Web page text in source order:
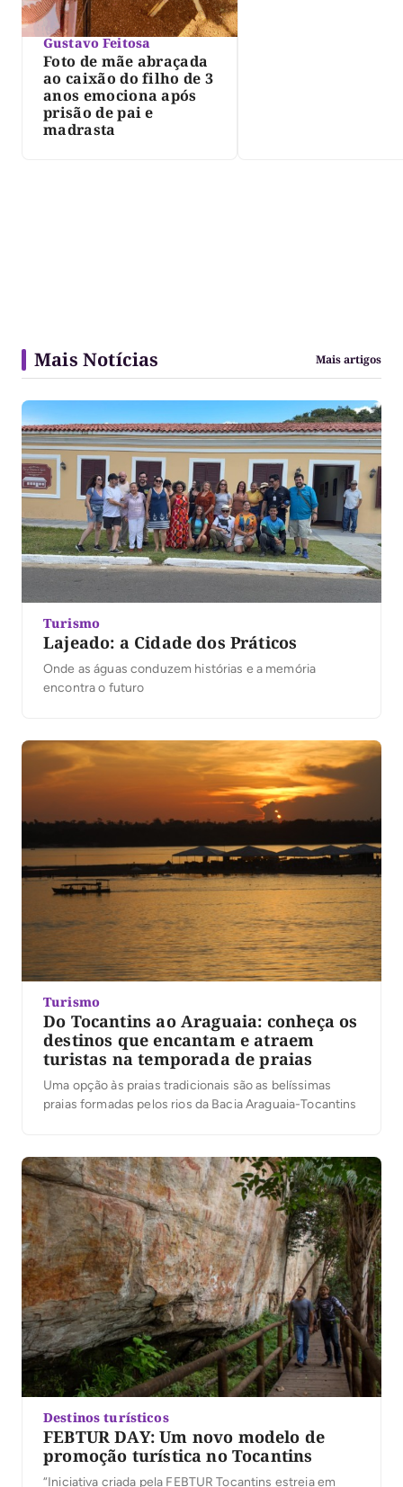
Gustavo Feitosa
Foto de mãe abraçada
ao caixão do filho de 3
anos emociona após
prisão de pai e
madrasta
Mais Notícias Mais artigos
Turismo
Lajeado: a Cidade dos Práticos
Onde as águas conduzem histórias e a memória
encontra o futuro
Turismo
Do Tocantins ao Araguaia: conheça os
destinos que encantam e atraem
turistas na temporada de praias
Uma opção às praias tradicionais são as belíssimas
praias formadas pelos rios da Bacia Araguaia-Tocantins
Destinos turísticos
FEBTUR DAY: Um novo modelo de
promoção turística no Tocantins
“Iniciativa criada pela FEBTUR Tocantins estreia em